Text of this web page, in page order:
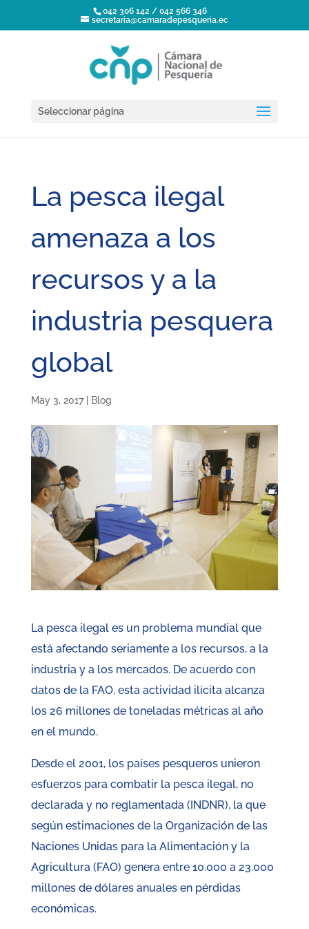
042 306 142 / 042 566 346
secretaria@camaradepesqueria.ec
Seleccionar página
La pesca ilegal
amenaza a los
recursos y a la
industria pesquera
global
May 3, 2017| Blog
La pesca ilegal es un problema mundial que
está afectando seriamente a los recursos, a la
industria y a los mercados. De acuerdo con
datos de la FAO, esta actividad ilícita alcanza
los 26 millones de toneladas métricas al año
en el mundo.
Desde el 2001, los países pesqueros unieron
esfuerzos para combatir la pesca ilegal, no
declarada y no reglamentada (INDNR), la que
según estimaciones de la Organización de las
Naciones Unidas para la Alimentación y la
Agricultura (FAO) genera entre 10.000 a 23.000
millones de dólares anuales en pérdidas
económicas.